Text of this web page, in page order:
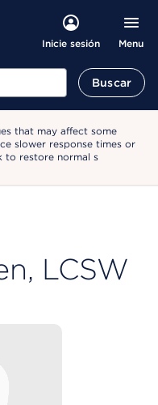
Inicie sesión Menu
Buscar
that may affect some
slower response times or
to restore normal s
LCSW